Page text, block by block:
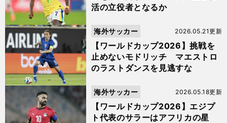
活の立役者となるか
【ワールドカップ2026】挑戦を
止めないモドリッチ マエストロ
のラストダンスを見逃すな
2026.05.21更新
海外サッカー
【ワールドカップ2026】エジプ
ト代表のサラーはアフリカの星
2026.05.18更新
海外サッカー